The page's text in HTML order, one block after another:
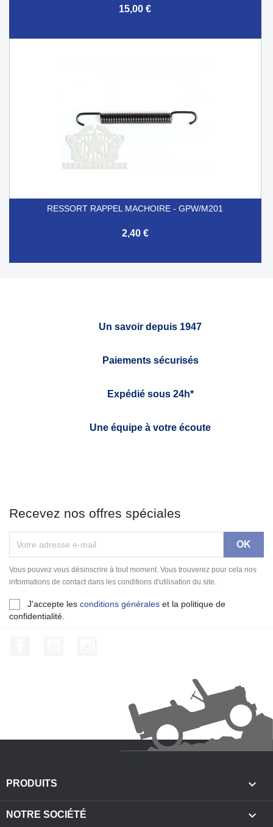
15,00 €
RESSORT RAPPEL MACHOIRE - GPW/M201
2,40 €
Un savoir depuis 1947
Paiements sécurisés
Expédié sous 24h*
Une équipe à votre écoute
Recevez nos offres spéciales
Vous pouvez vous désinscrire à tout moment. Vous trouverez pour cela nos
informations de contact dans les conditions d'utilisation du site.
J'accepte les conditions générales et la politique de
confidentialité.
PRODUITS 
NOTRE SOCIÉTÉ 